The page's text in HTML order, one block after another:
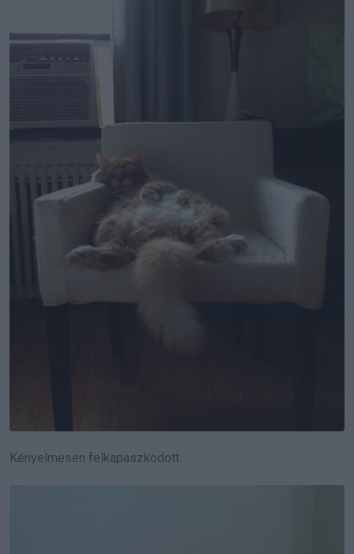
Kényelmesen felkapaszkodott